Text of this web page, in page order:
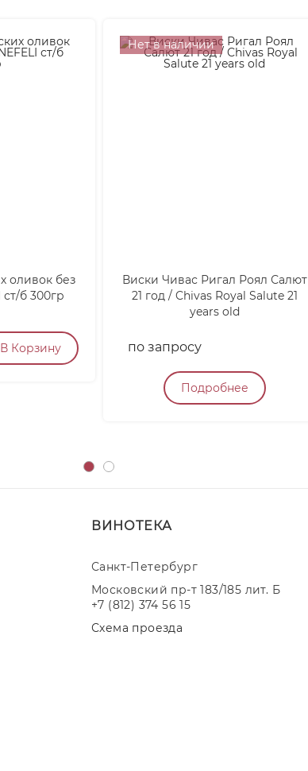
оливок без
ст/б 300гр
В Корзину
Нет в наличии
Виски Чивас Ригал Роял Салют
21 год / Chivas Royal Salute 21
years old
по запросу
Подробнее
ВИНОТЕКА
Санкт-Петербург
Московский пр-т 183/185 лит. Б
+7 (812) 374 56 15
Схема проезда